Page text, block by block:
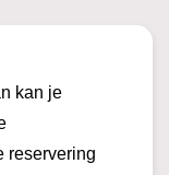
kan je
reservering